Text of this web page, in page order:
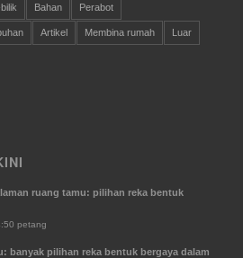
Bahan Perabot
Artikel Membina rumah Luar
ruang tamu: pilihan reka bentuk
petang
banyak pilihan reka bentuk bergaya dalam